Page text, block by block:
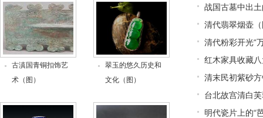
古滇国青铜扣饰艺
术（图）
翠玉的悠久历史和
文化（图）
战国古墓中出
清代翡翠烟壶
清代粉彩开光“
红木家具收藏
清末民初紫砂
台北故宫清白
明代瓷片上的“